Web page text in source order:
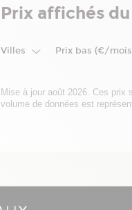
Prix affichés
Villes Prix bas (€/
Mise à jour août 2026. Ces prix
volume de données est